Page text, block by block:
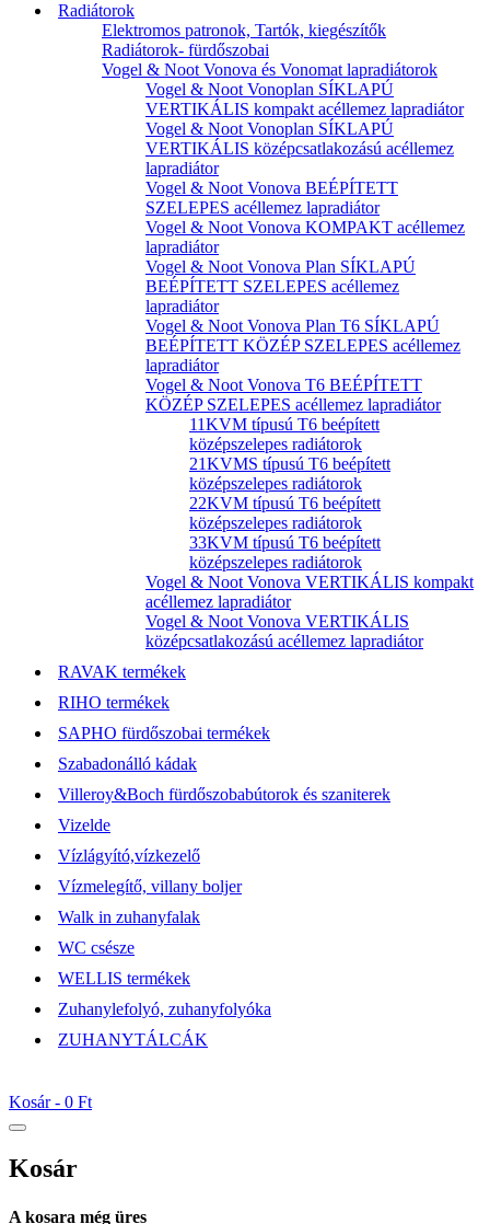
Radiátorok
Elektromos patronok, Tartók, kiegészítők
Radiátorok- fürdőszobai
Vogel & Noot Vonova és Vonomat lapradiátorok
Vogel & Noot Vonoplan SÍKLAPÚ
VERTIKÁLIS kompakt acéllemez lapradiátor
Vogel & Noot Vonoplan SÍKLAPÚ
VERTIKÁLIS középcsatlakozású acéllemez
lapradiátor
Vogel & Noot Vonova BEÉPÍTETT
SZELEPES acéllemez lapradiátor
Vogel & Noot Vonova KOMPAKT acéllemez
lapradiátor
Vogel & Noot Vonova Plan SÍKLAPÚ
BEÉPÍTETT SZELEPES acéllemez
lapradiátor
Vogel & Noot Vonova Plan T6 SÍKLAPÚ
BEÉPÍTETT KÖZÉP SZELEPES acéllemez
lapradiátor
Vogel & Noot Vonova T6 BEÉPÍTETT
KÖZÉP SZELEPES acéllemez lapradiátor
11KVM típusú T6 beépített
középszelepes radiátorok
21KVMS típusú T6 beépített
középszelepes radiátorok
22KVM típusú T6 beépített
középszelepes radiátorok
33KVM típusú T6 beépített
középszelepes radiátorok
Vogel & Noot Vonova VERTIKÁLIS kompakt
acéllemez lapradiátor
Vogel & Noot Vonova VERTIKÁLIS
középcsatlakozású acéllemez lapradiátor
RAVAK termékek
RIHO termékek
SAPHO fürdőszobai termékek
Szabadonálló kádak
Villeroy&Boch fürdőszobabútorok és szaniterek
Vizelde
Vízlágyító,vízkezelő
Vízmelegítő, villany boljer
Walk in zuhanyfalak
WC csésze
WELLIS termékek
Zuhanylefolyó, zuhanyfolyóka
ZUHANYTÁLCÁK
Kosár - 0 Ft
Kosár
A kosara még üres